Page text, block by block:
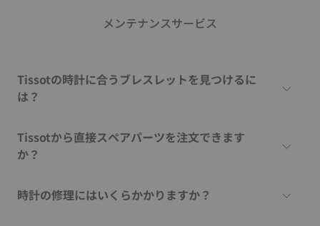
メンテナンスサービス
Tissotの時計に合うブレスレットを見つけるに
は？
Tissotから直接スペアパーツを注文できます
か？
時計の修理にはいくらかかりますか？